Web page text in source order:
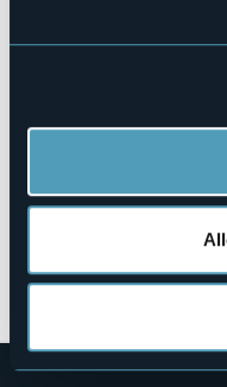
Open the map